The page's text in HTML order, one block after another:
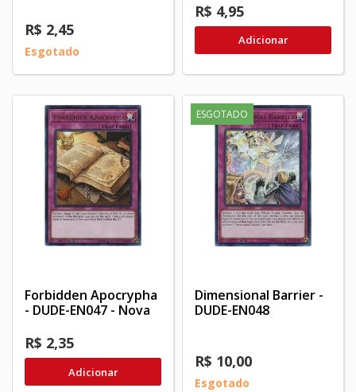
R$ 2,45
Esgotado
R$ 4,95
Adicionar
Forbidden Apocrypha
- DUDE-EN047 - Nova
R$ 2,35
Adicionar
ESGOTADO
Dimensional Barrier -
DUDE-EN048
R$ 10,00
Esgotado